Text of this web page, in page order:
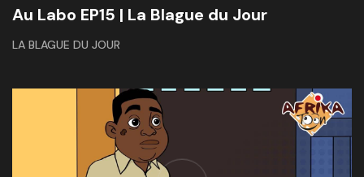
Au Labo EP15 | La Blague du Jour
LA BLAGUE DU JOUR